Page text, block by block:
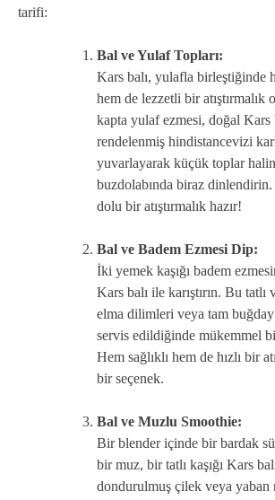
tarifi:
Bal ve Yulaf Topları:
Kars balı, yulafla birleştiğinde
hem de lezzetli bir atıştırmalık
kapta yulaf ezmesi, doğal Kars
rendelenmiş hindistancevizi
yuvarlayarak küçük toplar
buzdolabında biraz
dolu bir atıştırmalık hazır!
Bal ve Badem Ezmesi Dip:
İki yemek kaşığı badem
Kars balı ile karıştırın. Bu tatlı
elma dilimleri veya tam
servis edildiğinde mükemmel
Hem sağlıklı hem de hızlı bir
bir seçenek.
Bal ve Muzlu Smoothie:
Bir blender içinde bir bardak
bir muz, bir tatlı kaşığı Kars
dondurulmuş çilek veya yaban